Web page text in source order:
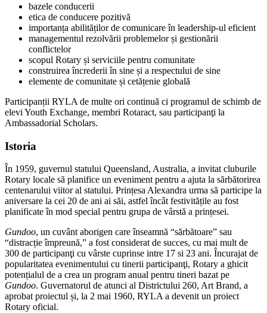
bazele conducerii
etica de conducere pozitivă
importanța abilităților de comunicare în leadership-ul eficient
managementul rezolvării problemelor și gestionării
conflictelor
scopul Rotary și serviciile pentru comunitate
construirea încrederii în sine și a respectului de sine
elemente de comunitate și cetățenie globală
Participanții RYLA de multe ori continuă ci programul de schimb de
elevi Youth Exchange, membri Rotaract, sau participanţi la
Ambassadorial Scholars.
Istoria
În 1959, guvernul statului Queensland, Australia, a invitat cluburile
Rotary locale să planifice un eveniment pentru a ajuta la sărbătorirea
centenarului viitor al statului. Prințesa Alexandra urma să participe la
aniversare la cei 20 de ani ai săi, astfel încât festivitățile au fost
planificate în mod special pentru grupa de vârstă a prințesei.
Gundoo, un cuvânt aborigen care înseamnă “sărbătoare” sau
“distracție împreună,” a fost considerat de succes, cu mai mult de
300 de participanţi cu vârste cuprinse intre 17 si 23 ani. Încurajat de
popularitatea evenimentului cu tinerii participanţi, Rotary a ghicit
potențialul de a crea un program anual pentru tineri bazat pe
Gundoo. Guvernatorul de atunci al Districtului 260, Art Brand, a
aprobat proiectul și, la 2 mai 1960, RYLA a devenit un proiect
Rotary oficial.